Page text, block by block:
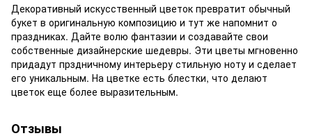
Декоративный искусственный цветок превратит обычный
букет в оригинальную композицию и тут же напомнит о
праздниках. Дайте волю фантазии и создавайте свои
собственные дизайнерские шедевры. Эти цветы мгновенно
придадут прздничному интерьеру стильную ноту и сделает
его уникальным. На цветке есть блестки, что делают
цветок еще более выразительным.
Отзывы